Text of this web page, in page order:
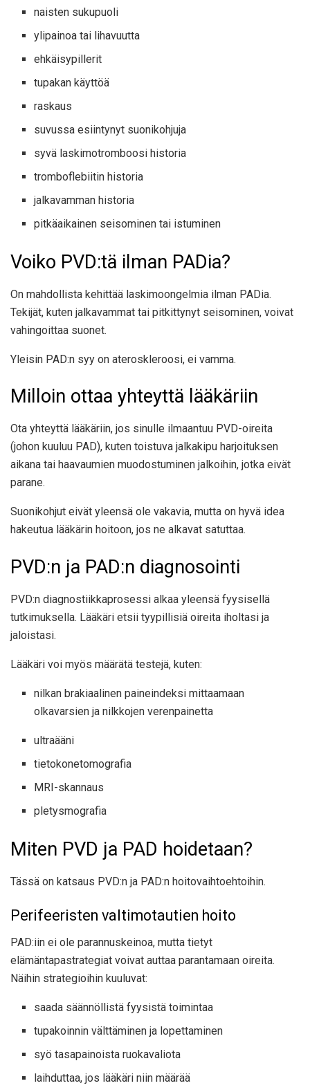
naisten sukupuoli
ylipainoa tai lihavuutta
ehkäisypillerit
tupakan käyttöä
raskaus
suvussa esiintynyt suonikohjuja
syvä laskimotromboosi historia
tromboflebiitin historia
jalkavamman historia
pitkäaikainen seisominen tai istuminen
Voiko PVD:tä ilman PADia?
On mahdollista kehittää laskimoongelmia ilman PADia.
Tekijät, kuten jalkavammat tai pitkittynyt seisominen, voivat
vahingoittaa suonet.
Yleisin PAD:n syy on ateroskleroosi, ei vamma.
Milloin ottaa yhteyttä lääkäriin
Ota yhteyttä lääkäriin, jos sinulle ilmaantuu PVD-oireita
(johon kuuluu PAD), kuten toistuva jalkakipu harjoituksen
aikana tai haavaumien muodostuminen jalkoihin, jotka eivät
parane.
Suonikohjut eivät yleensä ole vakavia, mutta on hyvä idea
hakeutua lääkärin hoitoon, jos ne alkavat satuttaa.
PVD:n ja PAD:n diagnosointi
PVD:n diagnostiikkaprosessi alkaa yleensä fyysisellä
tutkimuksella. Lääkäri etsii tyypillisiä oireita iholtasi ja
jaloistasi.
Lääkäri voi myös määrätä testejä, kuten:
nilkan brakiaalinen paineindeksi mittaamaan
olkavarsien ja nilkkojen verenpainetta
ultraääni
tietokonetomografia
MRI-skannaus
pletysmografia
Miten PVD ja PAD hoidetaan?
Tässä on katsaus PVD:n ja PAD:n hoitovaihtoehtoihin.
Perifeeristen valtimotautien hoito
PAD:iin ei ole parannuskeinoa, mutta tietyt
elämäntapastrategiat voivat auttaa parantamaan oireita.
Näihin strategioihin kuuluvat:
saada säännöllistä fyysistä toimintaa
tupakoinnin välttäminen ja lopettaminen
syö tasapainoista ruokavaliota
laihduttaa, jos lääkäri niin määrää